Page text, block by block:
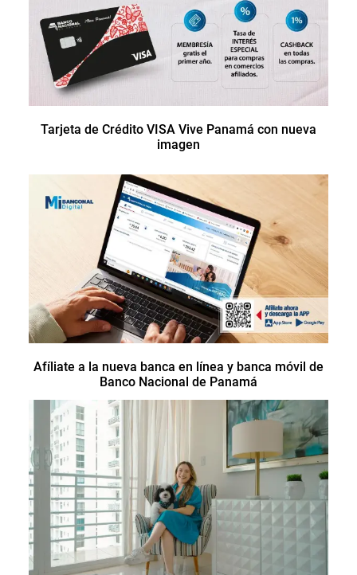
Tarjeta de Crédito VISA Vive Panamá con nueva
imagen
Afíliate a la nueva banca en línea y banca móvil de
Banco Nacional de Panamá